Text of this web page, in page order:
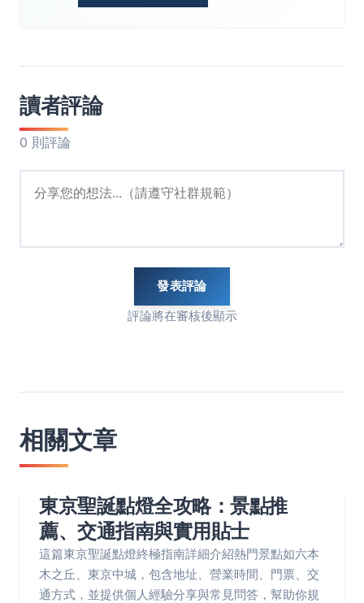
讀者評論
0 則評論
發表評論
評論將在審核後顯示
相關文章
東京聖誕點燈全攻略：景點推
薦、交通指南與實用貼士
這篇東京聖誕點燈終極指南詳細介紹熱門景點如六本
木之丘、東京中城，包含地址、營業時間、門票、交
通方式，並提供個人經驗分享與常見問答，幫助你規